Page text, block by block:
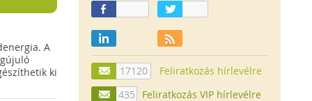
A
ki
17120
Feliratkozás hírlevélre
435
Feliratkozás VIP hírlevélre